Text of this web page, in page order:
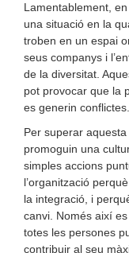
Lamentablement,
una situació en la
troben en un espai
seus companys i
de la diversitat.
pot provocar que la
es generin conflictes.
Per superar
promoguin una
simples accions
l’organització
la integració, i
canvi. Només així
totes les persones
contribuir al seu